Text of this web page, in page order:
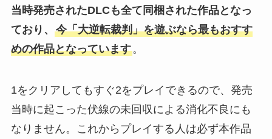
当時発売されたDLCも全て同梱された作品となっ
ており、 今「大逆転裁判」を遊ぶなら最もおすす
めの作品となっています。
1をクリアしてもすぐ2をプレイできるので、発売
当時に起こった伏線の未回収による消化不良にも
なりません。これからプレイする人は必ず本作品